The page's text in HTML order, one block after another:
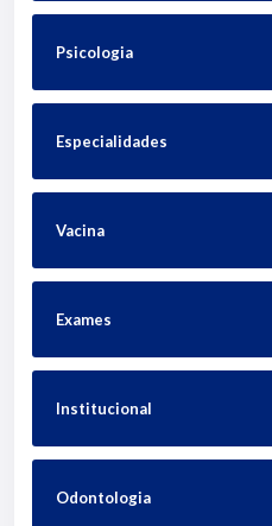
Psicologia
Especialidades
Vacina
Exames
Institucional
Odontologia